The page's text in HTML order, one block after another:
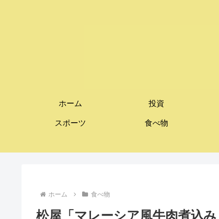
ホーム 投資
スポーツ 食べ物
ホーム 食べ物
松屋「マレーシア風牛肉煮込